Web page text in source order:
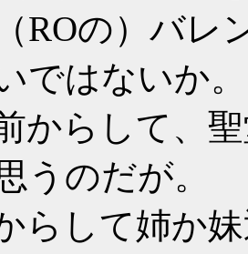
ROの）バレ
ではないか。
からして、
うのだが。
らして姉か